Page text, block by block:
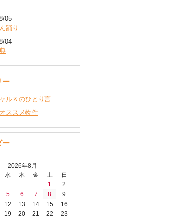
05
踊り
04
ー
ルＫのひとり言
ススメ物件
ー
2026年8月
水 木 金 土
日
1
2
5 6 7 8
9
12 13 14 15
16
19 20 21 22
23